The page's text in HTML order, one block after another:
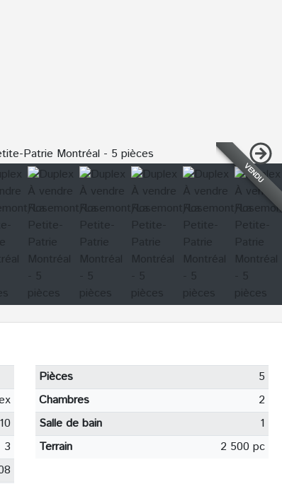
VENDU
3
Pièces
5
Chambres
2
Salle de bain
1
Terrain
2 500 pc